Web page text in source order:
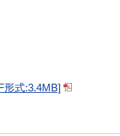
形式:3.4MB]